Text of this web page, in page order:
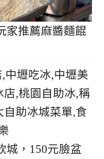
家推薦麻醬麵餛
城，150元臉盆